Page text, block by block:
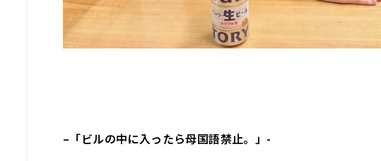
– 「ビルの中に入ったら母国語禁止。」-